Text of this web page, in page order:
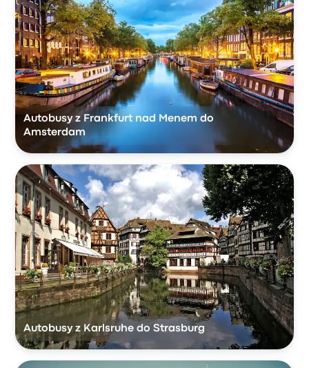
Autobusy z Frankfurt nad Menem do
Amsterdam
Autobusy z Karlsruhe do Strasburg